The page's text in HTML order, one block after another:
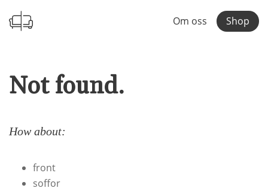
Om oss Shop
Not found.
How about:
front
soffor